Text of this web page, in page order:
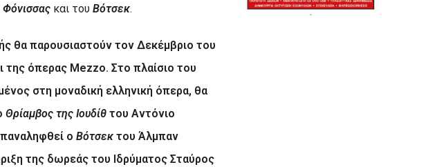
Φόνισσας και τουΒότσεκ.
θα παρουσιαστούν τον Δεκέμβριο του
της όπερας Mezzo. Στο πλαίσιο του
στη μοναδική ελληνική όπερα, θα
Θρίαμβος της Ιουδίθ του Αντόνιο
οΒότσεκ του Άλμπαν
της δωρεάς του Ιδρύματος Σταύρος